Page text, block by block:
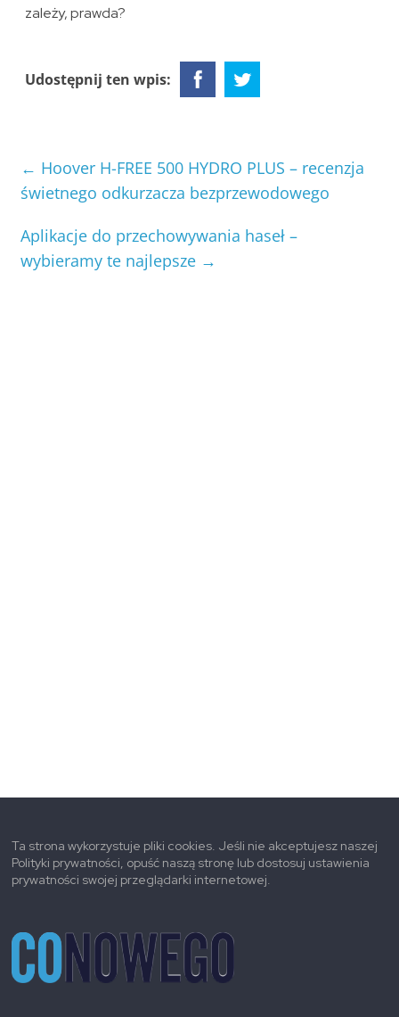
zależy, prawda?
Udostępnij ten wpis:
← Hoover H-FREE 500 HYDRO PLUS – recenzja
świetnego odkurzacza bezprzewodowego
Aplikacje do przechowywania haseł –
wybieramy te najlepsze →
Ta strona wykorzystuje pliki cookies. Jeśli nie akceptujesz naszej
Polityki prywatności, opuść naszą stronę lub dostosuj ustawienia
prywatności swojej przeglądarki internetowej.